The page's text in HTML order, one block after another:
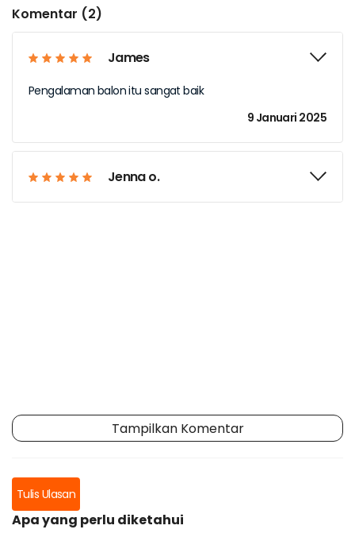
Komentar (2)
James
Pengalaman balon itu sangat baik
9 Januari 2025
Jenna o.
Tampilkan Komentar
Tulis Ulasan
Apa yang perlu diketahui